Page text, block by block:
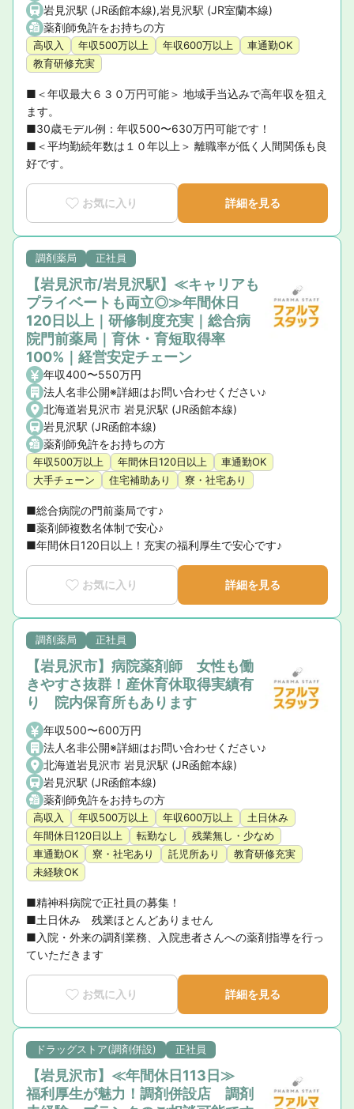
岩見沢駅 (JR函館本線),岩見沢駅 (JR室蘭本線)
薬剤師免許をお持ちの方
高収入 年収500万以上 年収600万以上
車通勤OK
教育研修充実
■＜年収最大６３０万円可能＞ 地域手当込みで高年収を狙え
ます。
■30歳モデル例：年収500〜630万円可能です！
■＜平均勤続年数は１０年以上＞ 離職率が低く人間関係も良
好です。
お気に入り 詳細を見る
調剤薬局 正社員
【岩見沢市/岩見沢駅】≪キャリアも
プライベートも両立◎≫年間休日
120日以上｜研修制度充実｜総合病
院門前薬局｜育休・育短取得率
100%｜経営安定チェーン
年収400〜550万円
法人名非公開※詳細はお問い合わせください♪
北海道岩見沢市 岩見沢駅 (JR函館本線)
岩見沢駅 (JR函館本線)
薬剤師免許をお持ちの方
年収500万以上 年間休日120日以上
車通勤OK
大手チェーン
住宅補助あり 寮・社宅あり
■総合病院の門前薬局です♪
■薬剤師複数名体制で安心♪
■年間休日120日以上！充実の福利厚生で安心です♪
お気に入り 詳細を見る
調剤薬局 正社員
【岩見沢市】病院薬剤師 女性も働
きやすさ抜群！産休育休取得実績有
り 院内保育所もあります
年収500〜600万円
法人名非公開※詳細はお問い合わせください♪
北海道岩見沢市 岩見沢駅 (JR函館本線)
岩見沢駅 (JR函館本線)
薬剤師免許をお持ちの方
高収入 年収500万以上 年収600万以上
土日休み
年間休日120日以上
転勤なし
残業無し・少なめ
車通勤OK
寮・社宅あり 託児所あり
教育研修充実
未経験OK
■精神科病院で正社員の募集！
■土日休み　残業ほとんどありません
■入院・外来の調剤業務、入院患者さんへの薬剤指導を行っ
ていただきます
お気に入り 詳細を見る
ドラッグストア(調剤併設) 正社員
【岩見沢市】≪年間休日113日≫
福利厚生が魅力！調剤併設店 調剤